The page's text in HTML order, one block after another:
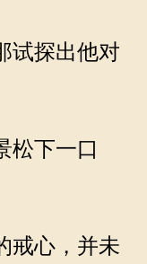
试探出他对
松下一口
戒心，并未